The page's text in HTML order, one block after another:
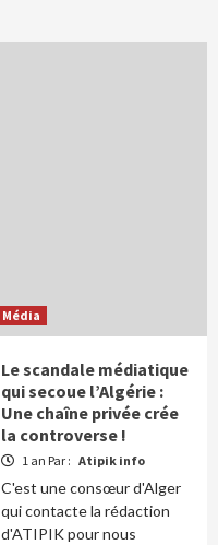
Média
Le scandale médiatique
qui secoue l’Algérie :
Une chaîne privée crée
la controverse !
1 an Par : Atipik info
C'est une consœur d'Alger
qui contacte la rédaction
d'ATIPIK pour nous